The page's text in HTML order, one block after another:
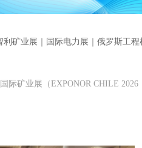
矿业展｜国际电力展｜俄罗斯工程
际矿业展（EXPONOR CHILE 2026